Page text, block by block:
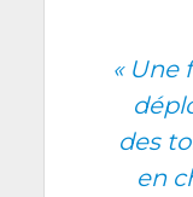
«Une
des
en